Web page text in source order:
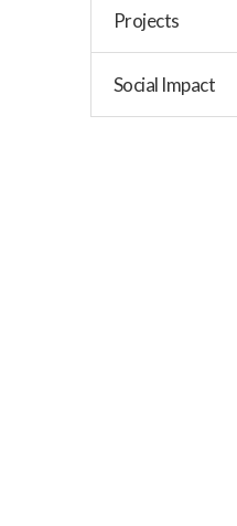
Projects
Social Impact